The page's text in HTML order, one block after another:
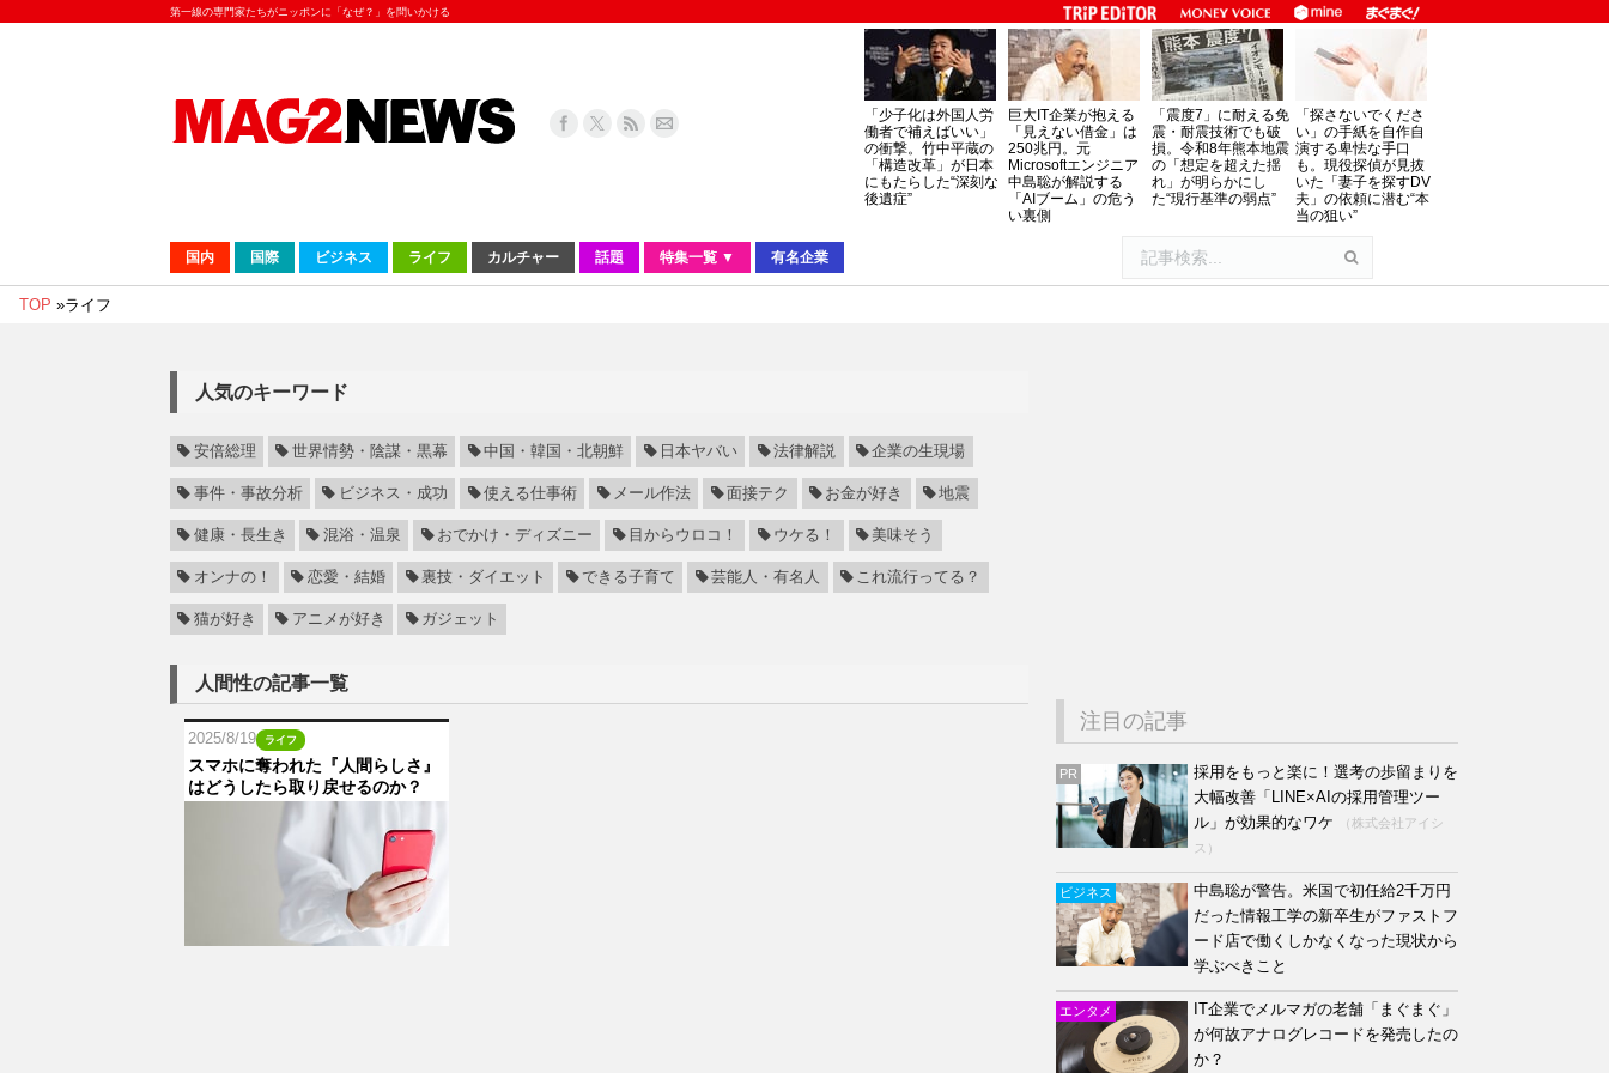
第一線の専門家たちがニッポンに「なぜ？」を問いかける
「少子化は外国人労
働者で補えばいい」
の衝撃。竹中平蔵の
「構造改革」が日本
にもたらした“深刻な
後遺症”
巨大IT企業が抱える
「見えない借金」は
250兆円。元
Microsoftエンジニア
中島聡が解説する
「AIブーム」の危う
い裏側
「震度7」に耐える免
震・耐震技術でも破
損。令和8年熊本地震
の「想定を超えた揺
れ」が明らかにし
た“現行基準の弱点”
「探さないでくださ
い」の手紙を自作自
演する卑怯な手口
も。現役探偵が見抜
いた「妻子を探すDV
夫」の依頼に潜む“本
当の狙い”
国内 国際 ビジネス ライフ カルチャー 話題 特集一覧 ▼ 有名企業
TOP »ライフ
人気のキーワード
安倍総理 世界情勢・陰謀・黒幕 中国・韓国・北朝鮮 日本ヤバい 法律解説 企業の生現場
事件・事故分析 ビジネス・成功 使える仕事術 メール作法 面接テク お金が好き 地震
健康・長生き 混浴・温泉 おでかけ・ディズニー 目からウロコ！ ウケる！ 美味そう
オンナの！ 恋愛・結婚 裏技・ダイエット できる子育て 芸能人・有名人 これ流行ってる？
猫が好き アニメが好き ガジェット
人間性の記事一覧
2025/8/19 ライフ
スマホに奪われた『人間らしさ』
はどうしたら取り戻せるのか？
注目の記事
PR
採用をもっと楽に！選考の歩留まりを
大幅改善「LINE×AIの採用管理ツー
ル」が効果的なワケ
（株式会社アイシ
ス）
ビジネス
中島聡が警告。米国で初任給2千万円
だった情報工学の新卒生がファストフ
ード店で働くしかなくなった現状から
学ぶべきこと
エンタメ
IT企業でメルマガの老舗「まぐまぐ」
が何故アナログレコードを発売したの
か？